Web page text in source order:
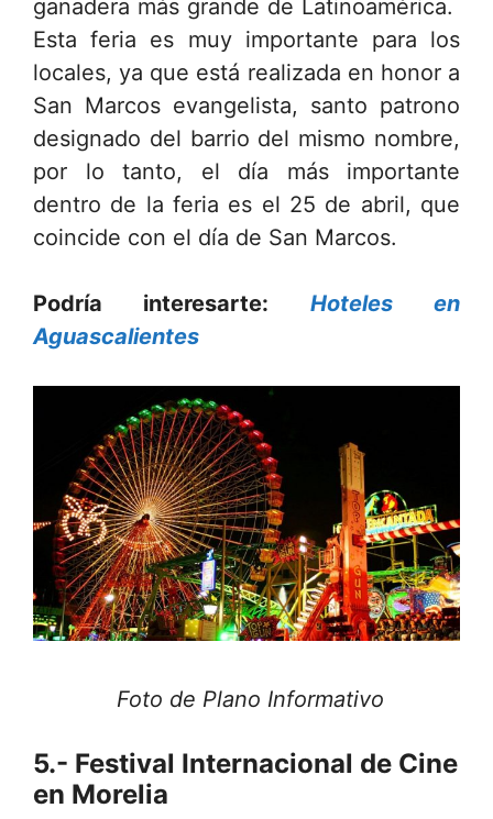
ganadera más grande de Latinoamérica.
Esta feria es muy importante para los
locales, ya que está realizada en honor a
San Marcos evangelista, santo patrono
designado del barrio del mismo nombre,
por lo tanto, el día más importante
dentro de la feria es el 25 de abril, que
coincide con el día de San Marcos.
Podría interesarte: Hoteles en
Aguascalientes
Foto de Plano Informativo
5.- Festival Internacional de Cine
en Morelia